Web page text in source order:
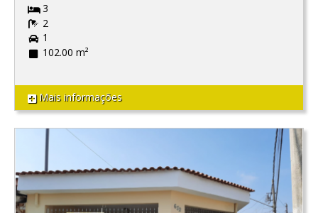
3
2
1
102.00 m²
Mais informações